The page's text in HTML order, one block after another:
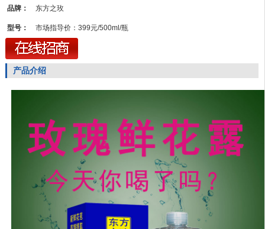
品牌： 东方之玫
型号： 市场指导价：399元/500ml/瓶
产品介绍